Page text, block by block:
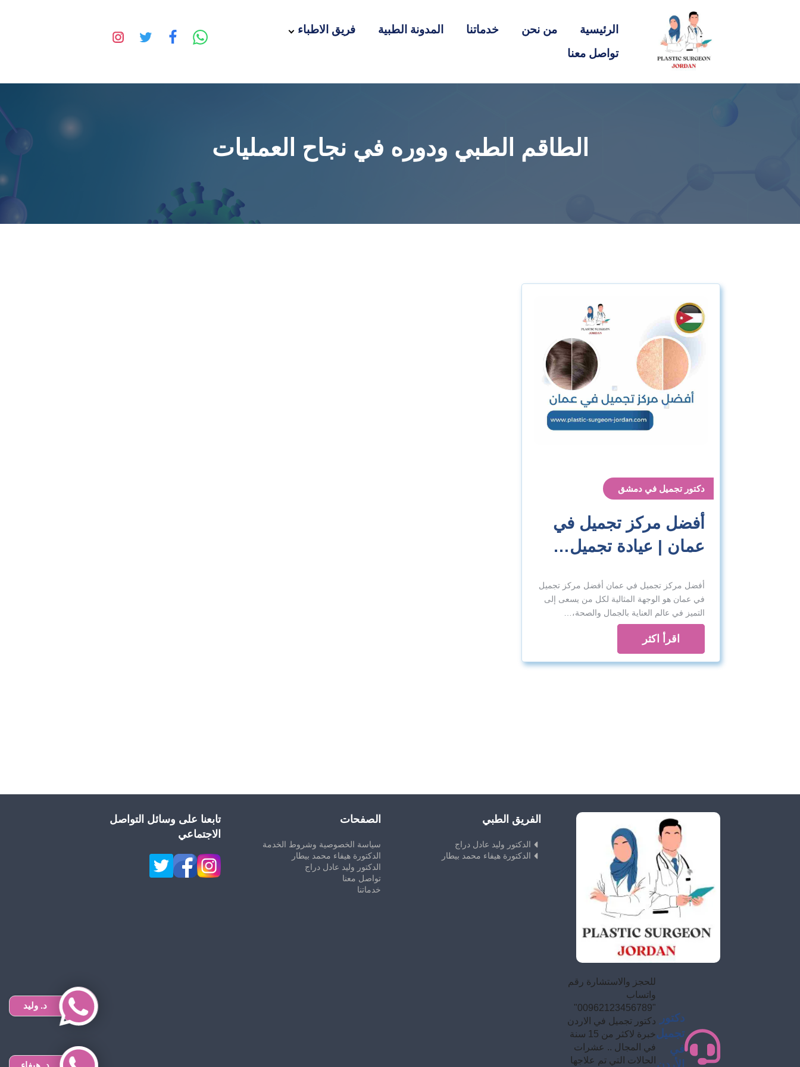
الرئيسية من نحن خدماتنا المدونة الطبية
فريق الاطباء
تواصل معنا
الطاقم الطبي ودوره في نجاح العمليات
دكتور تجميل في دمشق
أفضل مركز تجميل في
عمان | عيادة تجميل…
أفضل مركز تجميل في عمان أفضل مركز تجميل
في عمان هو الوجهة المثالية لكل من يسعى إلى
التميز في عالم العناية بالجمال والصحة،…
اقرأ اكثر
دكتور
تجميل
في
الأردن
للحجز والاستشارة رقم
واتساب
"00962123456789"
دكتور تجميل في الاردن
خبرة لاكثر من 15 سنة
في المجال .. عشرات
الحالات التي تم علاجها
الفريق الطبي
الدكتور وليد عادل دراج
الدكتورة هيفاء محمد بيطار
الصفحات
سياسة الخصوصية وشروط الخدمة
الدكتورة هيفاء محمد بيطار
الدكتور وليد عادل دراج
تواصل معنا
خدماتنا
تابعنا على وسائل التواصل
الاجتماعي
د. وليد
د. هيفاء